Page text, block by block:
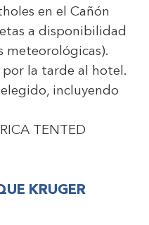
en el Cañón
a disponibilidad
meteorológicas).
la tarde al hotel.
incluyendo
TENTED
KRUGER